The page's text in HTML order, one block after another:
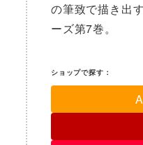
の筆致で描き出
ーズ第7巻。
ショップで探す：